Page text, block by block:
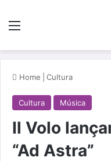
Menu
Home Cultura
Cultura Música
Il Volo
“Ad Astra”